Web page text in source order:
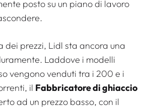
posto su un piano di lavoro
dei prezzi, Lidl sta ancora una
Laddove i modelli
vengono venduti tra i 200 e i
il Fabbricatore di ghiaccio
ad un prezzo basso, con il